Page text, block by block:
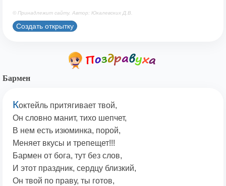
© Принадлежит сайту. Автор: Юкалевских Д.В.
Создать открытку
Бармен
Коктейль притягивает твой,
Он словно манит, тихо шепчет,
В нем есть изюминка, порой,
Меняет вкусы и трепещет!!!
Бармен от бога, тут без слов,
И этот праздник, сердцу близкий,
Он твой по праву, ты готов,